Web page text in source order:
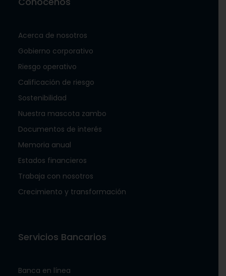
Acerca de nosotros
Gobierno corporativo
Riesgo operativo
Calificación de riesgo
Sostenibilidad
Nuestra mascota zambo
Documentos de interés
Memoria anual
Estados financieros
Trabaja con nosotros
Crecimiento y transformación
Servicios Bancarios
Banca en línea